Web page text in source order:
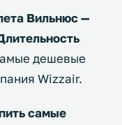
Вильнюс —
дешевые
Wizzair.
самые